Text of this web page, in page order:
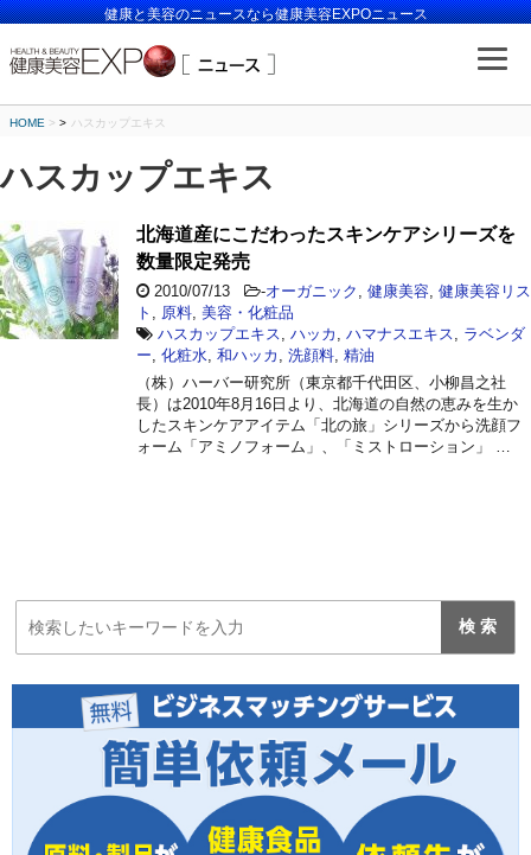
健康と美容のニュースなら健康美容EXPOニュース
HOME > ハスカップエキス
ハスカップエキス
北海道産にこだわったスキンケアシリーズを
数量限定発売
2010/07/13 -オーガニック 健康美容 健康美容リス
ト
原料 美容・化粧品
ハスカップエキス
ハッカ ハマナスエキス
ラベンダ
ー 化粧水 和ハッカ 洗顔料 精油
（株）ハーバー研究所（東京都千代田区、小柳昌之社
長）は2010年8月16日より、北海道の自然の恵みを生か
したスキンケアアイテム「北の旅」シリーズから洗顔フ
ォーム「アミノフォーム」、「ミストローション」 …